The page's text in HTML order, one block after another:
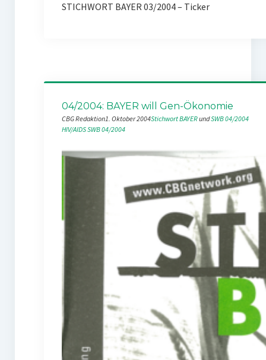
STICHWORT BAYER 03/2004 – Ticker
04/2004: BAYER will Gen-Ökonomie
CBG Redaktion1. Oktober 2004Stichwort BAYER und SWB 04/2004
HIV/AIDSSWB 04/2004